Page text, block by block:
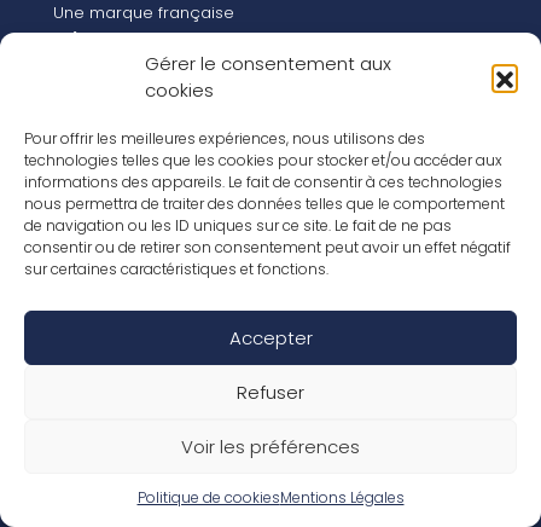
Gérer le consentement aux
cookies
Pour offrir les meilleures expériences, nous utilisons des
technologies telles que les cookies pour stocker et/ou accéder aux
informations des appareils. Le fait de consentir à ces technologies
nous permettra de traiter des données telles que le comportement
de navigation ou les ID uniques sur ce site. Le fait de ne pas
consentir ou de retirer son consentement peut avoir un effet négatif
sur certaines caractéristiques et fonctions.
Accepter
Refuser
Voir les préférences
Politique de cookiesMentions Légales
Une marque française
Qui sommes-nous
Notre histoire
Les chiffres clés
FR
EN
Nos revêtements
Nos Stratifiés
Nos accessoires
Nos parquets
Conditions de garantie
Déclaration de performance
Politique de confidentialité